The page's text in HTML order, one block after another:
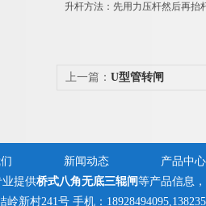
升杆方法：先用力压杆然后再抬
上一篇： U型管转闸
新闻动态
产品中心
提供桥式八角无底三辊闸等产品信息
新村241号 手机：